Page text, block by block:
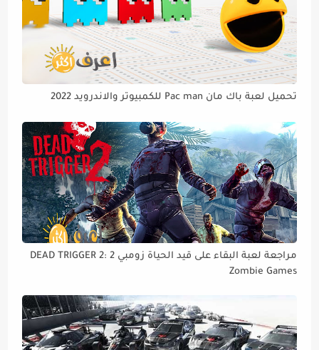
تحميل لعبة باك مان Pac man للكمبيوتر والاندرويد 2022
مراجعة لعبة البقاء على قيد الحياة زومبي 2 DEAD TRIGGER 2:
Zombie Games